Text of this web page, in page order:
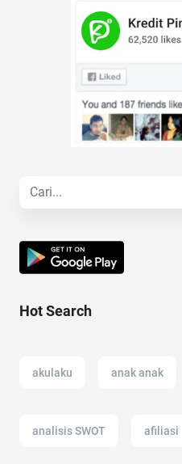
Hot Search
akulaku anak anak
analisis SWOT afiliasi